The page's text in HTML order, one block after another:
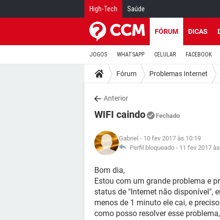
High-Tech Saúde
FÓRUM DICAS
JOGOS WHATSAPP CELULAR FACEBOOK
Fórum Problemas Internet
Anterior
WIFI caindo Fechado
Gabriel - 10 fev 2017 às 10:19
Perfil bloqueado - 11 fev 2017
Bom dia,
Estou com um grande problema e
status de "Internet não disponível",
menos de 1 minuto ele cai, e
como posso resolver esse